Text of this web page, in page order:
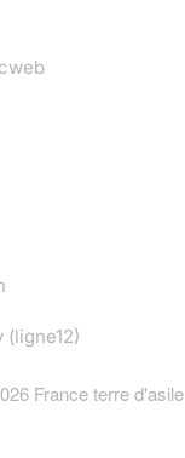
France terre d'asile